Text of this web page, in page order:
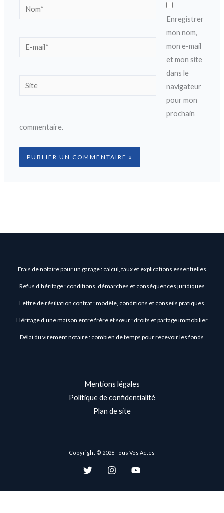
Nom*
E-
Site
Enregistrer
mon nom,
mon e-mail
et mon site
dans le
navigateur
pour mon
prochain
commentaire.
Frais de notaire pour un garage : calcul, taux et explications essentielles
Refus d’héritage : conditions, démarches et conséquences juridiques
Lettre de résiliation contrat : modèle, conditions et conseils pratiques
Héritage d’une maison entre frère et sœur : droits et partage immobilier
Délai du virement notaire : combien de temps pour recevoir les fonds
Mentions légales
Politique de confidentialité
Plan de site
Copyright © 2026 Tous Vos Actes